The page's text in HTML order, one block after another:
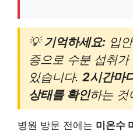
💡 기억하세요: 입
증으로 수분 섭취
있습니다. 2시간마
상태를 확인하는 것
병원 방문 전에는 미온수